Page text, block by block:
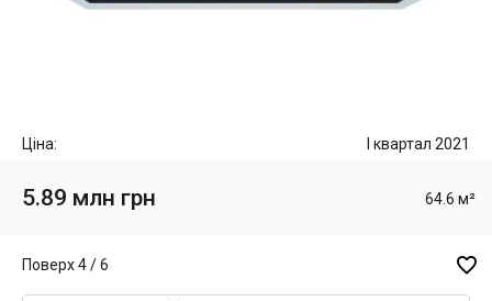
Ціна: I квартал 2021
5.89 млн грн 64.6 м²
Поверх 4 / 6 